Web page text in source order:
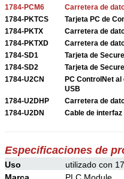
1784-PCM6
Carretera de
1784-PKTCS
Tarjeta PC de
1784-PKTX
Carretera de
1784-PKTXD
Carretera de
1784-SD1
Tarjeta de
1784-SD2
Tarjeta de
1784-U2CN
PC ControlNet
USB
1784-U2DHP Carretera de
1784-U2DN
Cable de
Especificaciones de
Uso
utilizado con